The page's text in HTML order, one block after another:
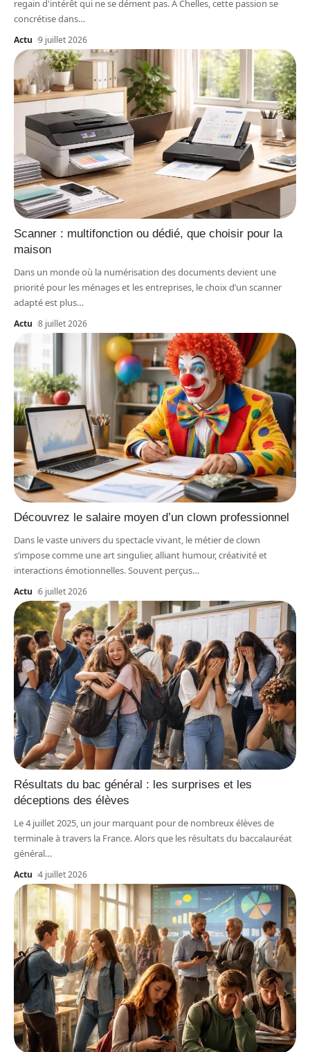
regain d'intérêt qui ne se dément pas. À Chelles, cette passion se
concrétise dans…
Actu 9 juillet 2026
Scanner : multifonction ou dédié, que choisir pour la
maison
Dans un monde où la numérisation des documents devient une
priorité pour les ménages et les entreprises, le choix d’un scanner
adapté est plus…
Actu 8 juillet 2026
Découvrez le salaire moyen d’un clown professionnel
Dans le vaste univers du spectacle vivant, le métier de clown
s’impose comme une art singulier, alliant humour, créativité et
interactions émotionnelles. Souvent perçus…
Actu 6 juillet 2026
Résultats du bac général : les surprises et les
déceptions des élèves
Le 4 juillet 2025, un jour marquant pour de nombreux élèves de
terminale à travers la France. Alors que les résultats du baccalauréat
général…
Actu 4 juillet 2026